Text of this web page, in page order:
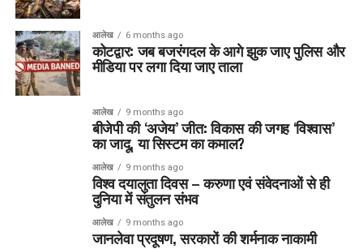
आलेख 6 months ago
कोटद्वार: जब बजरंगदल के आगे झुक जाए पुलिस और
मीडिया पर लगा दिया जाए ताला
आलेख 9 months ago
बीजेपी की ‘अजेय’ जीत: विकास की जगह ‘विश्वास’
का जादू, या सिस्टम का कमाल?
आलेख 9 months ago
विश्व दयालुता दिवस – करुणा एवं संवेदनाओं से ही
दुनिया में संतुलन संभव
आलेख 9 months ago
जानलेवा प्रदूषण, सरकारों की शर्मनाक नाकामी